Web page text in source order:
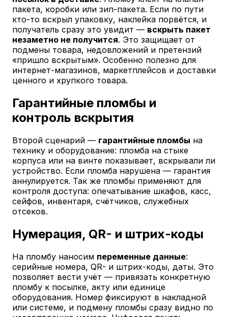
пакета, коробки или зип-пакета. Если по пути
кто-то вскрыл упаковку, наклейка порвётся, и
получатель сразу это увидит — вскрыть пакет
незаметно не получится. Это защищает от
подмены товара, недовложений и претензий
«пришло вскрытым». Особенно полезно для
интернет-магазинов, маркетплейсов и доставки
ценного и хрупкого товара.
Гарантийные пломбы и
контроль вскрытия
Второй сценарий — гарантийные пломбы на
технику и оборудование: пломба на стыке
корпуса или на винте показывает, вскрывали ли
устройство. Если пломба нарушена — гарантия
аннулируется. Так же пломбы применяют для
контроля доступа: опечатывание шкафов, касс,
сейфов, инвентаря, счётчиков, служебных
отсеков.
Нумерация, QR- и штрих-коды
На пломбу наносим переменные данные:
серийные номера, QR- и штрих-коды, даты. Это
позволяет вести учёт — привязать конкретную
пломбу к посылке, акту или единице
оборудования. Номер фиксируют в накладной
или системе, и подмену пломбы сразу видно по